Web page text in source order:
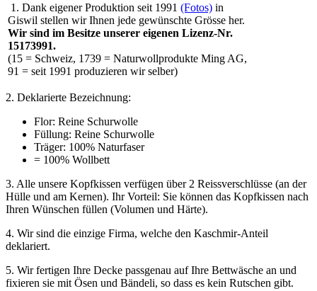
1. Dank eigener Produktion seit 1991 (Fotos) in
Giswil stellen wir Ihnen jede gewünschte Grösse her.
Wir sind im Besitze unserer eigenen Lizenz-Nr.
15173991.
(15 = Schweiz, 1739 = Naturwollprodukte Ming AG,
91 = seit 1991 produzieren wir selber)
2. Deklarierte Bezeichnung:
Flor: Reine Schurwolle
Füllung: Reine Schurwolle
Träger: 100% Naturfaser
= 100% Wollbett
3. Alle unsere Kopfkissen verfügen über 2 Reissverschlüsse (an der
Hülle und am Kernen). Ihr Vorteil: Sie können das Kopfkissen nach
Ihren Wünschen füllen (Volumen und Härte).
4. Wir sind die einzige Firma, welche den Kaschmir-Anteil
deklariert.
5. Wir fertigen Ihre Decke passgenau auf Ihre Bettwäsche an und
fixieren sie mit Ösen und Bändeli, so dass es kein Rutschen gibt.